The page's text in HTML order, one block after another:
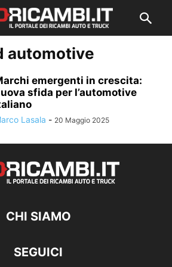
automotive
emergenti in crescita:
sfida per l’automotive
Lasala - 20 Maggio 2025
CHI SIAMO
SEGUICI